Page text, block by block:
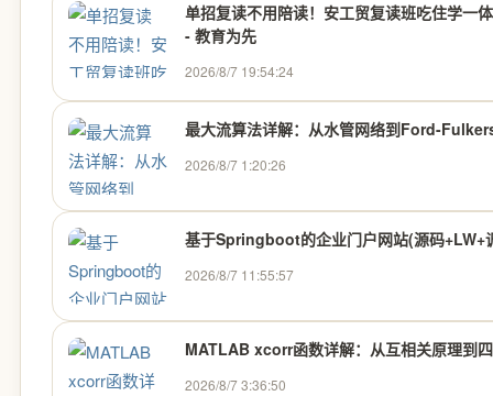
单招复读不用陪读！安工贸复读班吃住学一
- 教育为先
2026/8/7 19:54:24
最大流算法详解：从水管网络到Ford-
2026/8/7 1:20:26
基于Springboot的企业门户网站(源码+LW+
2026/8/7 11:55:57
MATLAB xcorr函数详解：从互相关原理到
2026/8/7 3:36:50